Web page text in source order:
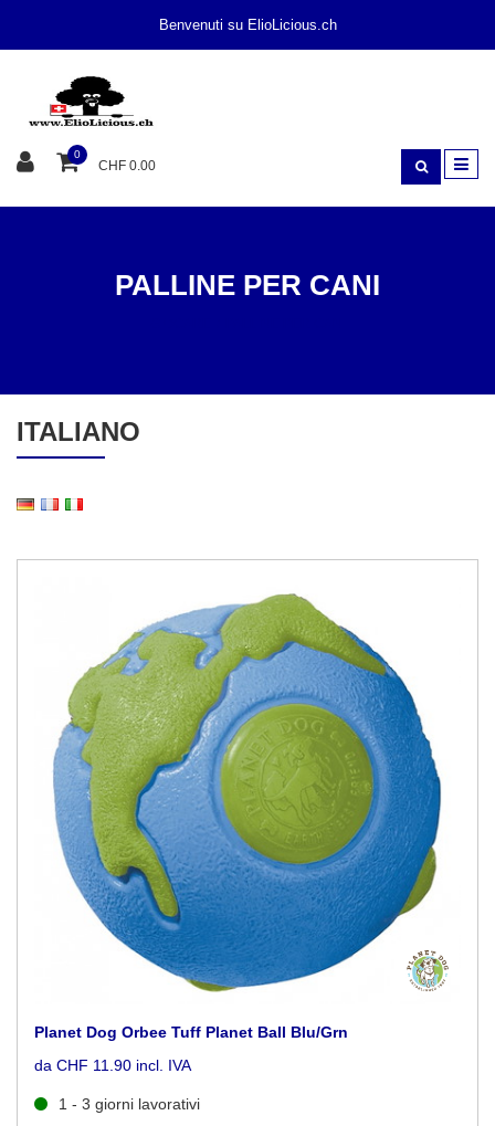
Benvenuti su ElioLicious.ch
0
CHF 0.00
PALLINE PER CANI
ITALIANO
Planet Dog Orbee Tuff Planet Ball Blu/Grn
da CHF 11.90 incl. IVA
1 - 3 giorni lavorativi